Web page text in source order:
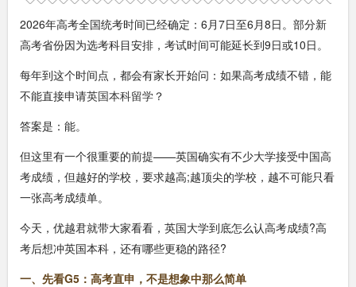
2026年高考全国统考时间已经确定：6月7日至6月8日。部分新
高考省份因为选考科目安排，考试时间可能延长到9日或10日。
每年到这个时间点，都会有家长开始问：如果高考成绩不错，能
不能直接申请英国本科留学 ？
答案是：能。
但这里有一个很重要的前提——英国确实有不少大学接受中国高
考成绩，但越好的学校，要求越高;越顶尖的学校，越不可能只看
一张高考成绩单。
今天，优越君就带大家看看，英国大学到底怎么认高考成绩?高
考后想冲英国本科，还有哪些更稳的路径?
一、先看G5：高考直申，不是想象中那么简单